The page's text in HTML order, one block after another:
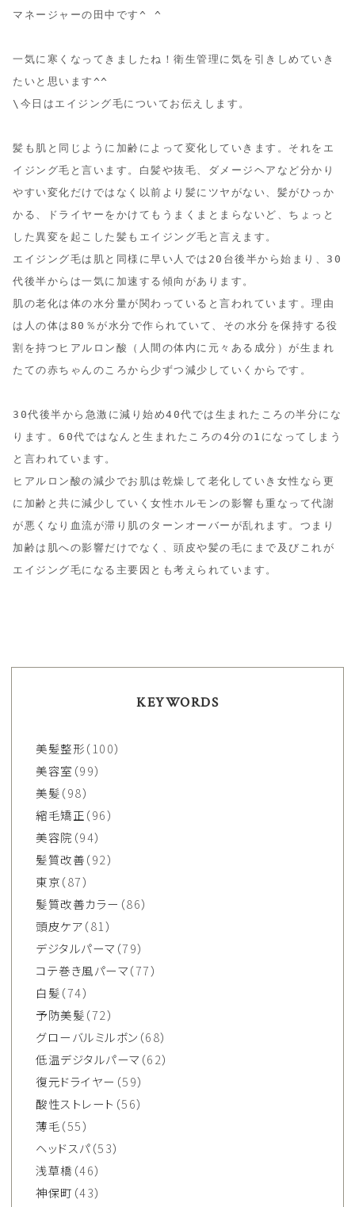
マネージャーの田中です^ ^
一気に寒くなってきましたね！衛生管理に気を引きしめていき
たいと思います^^
\今日はエイジング毛についてお伝えします。
髪も肌と同じように加齢によって変化していきます。それをエ
イジング毛と言います。白髪や抜毛、ダメージヘアなど分かり
やすい変化だけではなく以前より髪にツヤがない、髪がひっか
かる、ドライヤーをかけてもうまくまとまらないど、ちょっと
した異変を起こした髪もエイジング毛と言えます。
エイジング毛は肌と同様に早い人では20台後半から始まり、30
代後半からは一気に加速する傾向があります。
肌の老化は体の水分量が関わっていると言われています。理由
は人の体は80％が水分で作られていて、その水分を保持する役
割を持つヒアルロン酸（人間の体内に元々ある成分）が生まれ
たての赤ちゃんのころから少ずつ減少していくからです。
30代後半から急激に減り始め40代では生まれたころの半分にな
ります。60代ではなんと生まれたころの4分の1になってしまう
と言われています。
ヒアルロン酸の減少でお肌は乾燥して老化していき女性なら更
に加齢と共に減少していく女性ホルモンの影響も重なって代謝
が悪くなり血流が滞り肌のターンオーバーが乱れます。つまり
加齢は肌への影響だけでなく、頭皮や髪の毛にまで及びこれが
エイジング毛になる主要因とも考えられています。
KEYWORDS
美髪整形（100）
美容室 （99）
美髪（98）
縮毛矯正（96）
美容院 （94）
髪質改善（92）
東京（87）
髪質改善カラー （86）
頭皮ケア（81）
デジタルパーマ （79）
コテ巻き風パーマ（77）
白髪（74）
予防美髪（72）
グローバルミルボン （68）
低温デジタルパーマ （62）
復元ドライヤー （59）
酸性ストレート （56）
薄毛（55）
ヘッドスパ（53）
浅草橋 （46）
神保町 （43）